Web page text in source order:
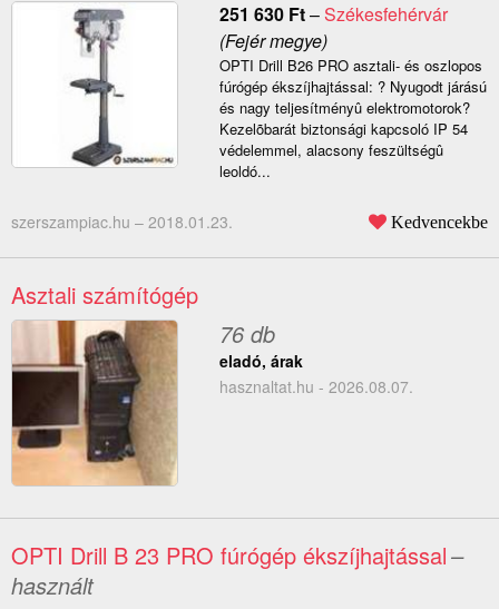
251 630 Ft–Székesfehérvár
(Fejér megye)
OPTI Drill B26 PRO asztali- és oszlopos
fúrógép ékszíjhajtással: ? Nyugodt járású
és nagy teljesítményû elektromotorok?
Kezelõbarát biztonsági kapcsoló IP 54
védelemmel, alacsony feszültségû
leoldó...
szerszampiac.hu – 2018.01.23. Kedvencekbe
Asztali számítógép
76 db
eladó, árak
hasznaltat.hu - 2026.08.07.
OPTI Drill B 23 PRO fúrógép ékszíjhajtással–
használt